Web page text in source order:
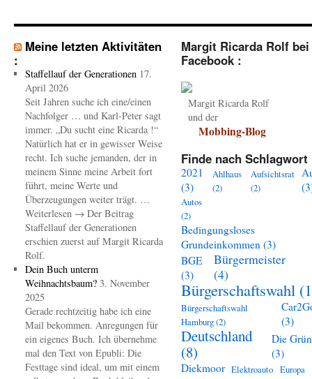
Meine letzten Aktivitäten
:
Staffellauf der Generationen 17.
April 2026
Seit Jahren suche ich eine/einen
Nachfolger … und Karl-Peter sagt
immer. „Du sucht eine Ricarda !“
Natürlich hat er in gewisser Weise
recht. Ich suche jemanden, der in
meinem Sinne meine Arbeit fort
führt, meine Werte und
Überzeugungen weiter trägt. …
Weiterlesen → Der Beitrag
Staffellauf der Generationen
erschien zuerst auf Margit Ricarda
Rolf.
Dein Buch unterm
Weihnachtsbaum? 3. November
2025
Gerade rechtzeitig habe ich eine
Mail bekommen. Anregungen für
ein eigenes Buch. Ich übernehme
mal den Text von Epubli: Die
Festtage sind ideal, um mit einem
Margit Ricarda Rolf bei
Facebook :
Margit Ricarda Rolf
und der
Mobbing-Blog
Finde nach Schlagwort
2021
(3)
Ahlhaus
(2)
Aufsichtsrat
(2)
Autos
(2)
Bedingungsloses
Grundeinkommen (3)
BGE
(3)
Bürgermeister
(4)
Bürgerschaftswahl
Bürgerschaftswahl
Hamburg(2)
(3)
Deutschland
(8)
Die
(3)
Diekmoor Elektroauto Europa